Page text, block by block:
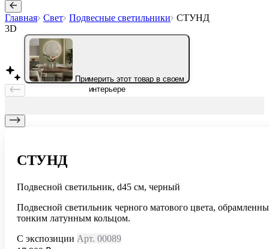
Главная Свет Подвесные светильники
СТУНД
3D
Примерить этот товар в своем
интерьере
СТУНД
Подвесной светильник, d45 см, черный
Подвесной светильник черного матового цвета,
тонким латунным кольцом.
С экспозиции Арт. 00089